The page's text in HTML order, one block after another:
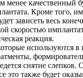
менее качественный
Кроме того,
зависеть весь
скоростью
реакция.
используются в
снятие слепков.
это также будет